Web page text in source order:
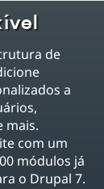
de
a
mais.
com um
módulos já
o Drupal 7.